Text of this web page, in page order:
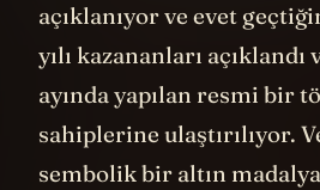
açıklanıyor ve evet
yılı kazananları
ayında yapılan resmi bir
sahiplerine ulaştırılıyor.
sembolik bir altın